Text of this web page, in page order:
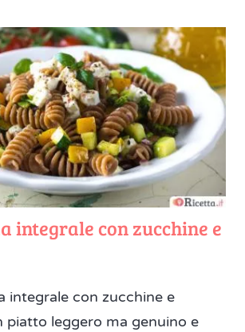
integrale con zucchine e
integrale con zucchine e
piatto leggero ma genuino e